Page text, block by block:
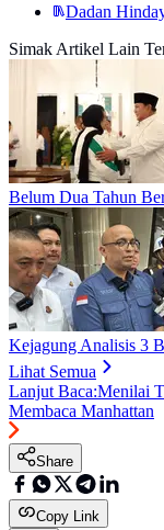
Dadan
Simak Artikel Lain
Belum Dua Tahun
Kejagung Analisis 3
Lihat Semua
Lanjut Baca:Menilai
Membaca Manhattan
Share
Copy Link